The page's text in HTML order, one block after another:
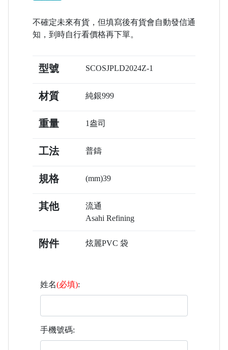
不確定未來有貨，但填寫後有貨會自動發信通
知，到時自行看價格再下單。
型號 SCOSJPLD2024Z-1
材質 純銀999
重量 1盎司
工法 普鑄
規格 (mm)39
其他
流通
Asahi Refining
附件 炫麗PVC 袋
姓名(必填):
手機號碼: